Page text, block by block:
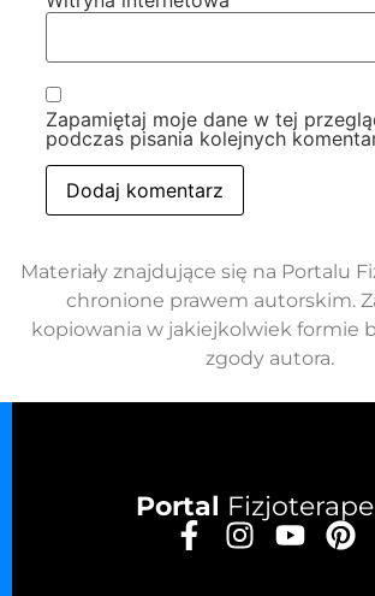
Zapamiętaj moje dane w tej
podczas pisania kolejnych
Materiały znajdujące się na Portalu
chronione prawem autorskim.
kopiowania w jakiejkolwiek formie
zgody autora.
Portal